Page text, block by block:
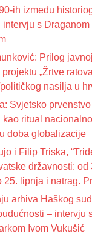
svrhe
ih između
intervju s Draganom
Prilog javnoj
„Žrtve
nasilja u
stoljeća“
Svjetsko prvenstvo
kao ritual
doba globalizacije
i Filip Triska,
državnosti: od
25. lipnja i natrag.
u Republici
2025. godine”
arhiva Haškog
– intervju
Ivom Vukušić